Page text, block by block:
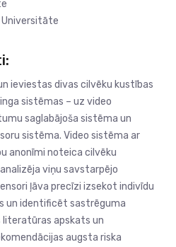
Universitāte
ieviestas divas cilvēku kustības
sistēmas – uz video
saglabājoša sistēma un
sistēma. Video sistēma ar
anonīmi noteica cilvēku
viņu savstarpējo
ļāva precīzi izsekot indivīdu
un identificēt sastrēguma
literatūras apskats un
augsta riska